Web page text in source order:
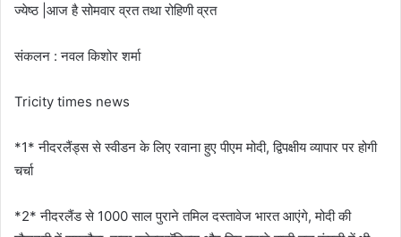
ज्येष्ठ |आज है सोमवार व्रत तथा रोहिणी व्रत
संकलन : नवल किशोर शर्मा
Tricity times news
*1* नीदरलैंड्स से स्वीडन के लिए रवाना हुए पीएम मोदी, द्विपक्षीय व्यापार पर होगी
चर्चा
*2* नीदरलैंड से 1000 साल पुराने तमिल दस्तावेज भारत आएंगे, मोदी की